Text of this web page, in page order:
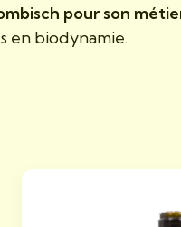
pour son
en biodynamie.